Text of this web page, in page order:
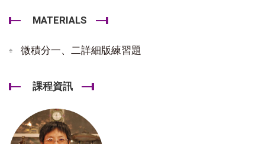
MATERIALS
微積分一、二詳細版練習題
課程資訊